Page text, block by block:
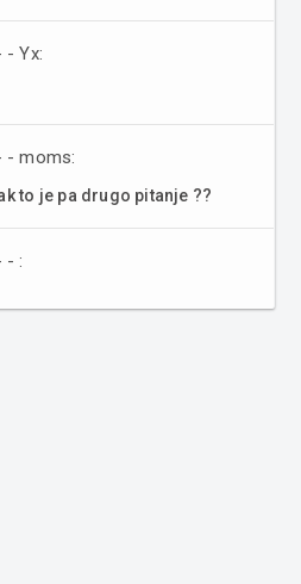
- Yx:
- moms:
to je pa drugo pitanje ??
- :